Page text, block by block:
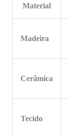
Material
Madeira
Cerâmica
Tecido